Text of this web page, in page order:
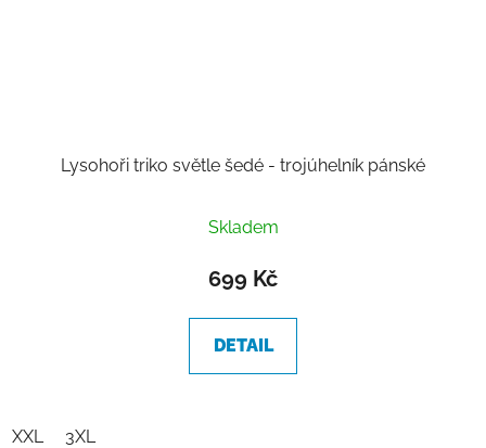
Lysohoři triko světle šedé - trojúhelník pánské
Skladem
699 Kč
DETAIL
XXL 3XL